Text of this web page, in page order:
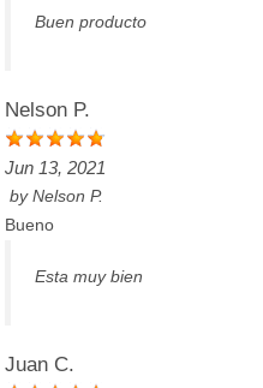
Buen producto
Nelson P.
Jun 13, 2021
byNelson P.
Bueno
Esta muy bien
Juan C.